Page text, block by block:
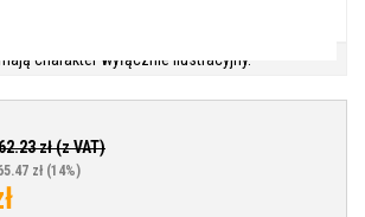
charakter wyłącznie ilustracyjny.
zł (z VAT)
zł (14%)